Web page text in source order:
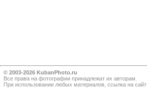
© 2003-2026 KubanPhoto.ru
Все прaва на фотографии принадлежат их авторам.
При использовании любых материалов, ссылка на сайт